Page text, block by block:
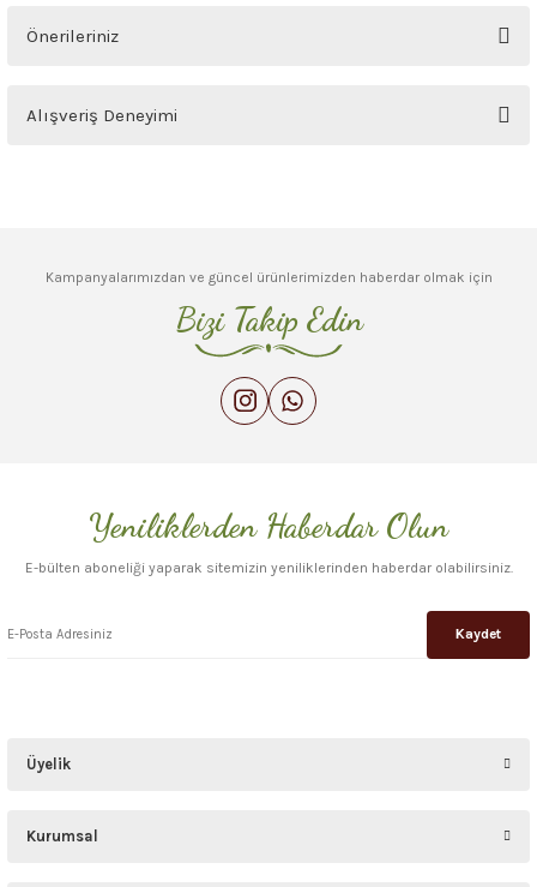
Önerileriniz
Bu ürünün fiyat bilgisi, resim, ürün açıklamalarında ve diğer konularda
yetersiz gördüğünüz noktaları öneri formunu kullanarak tarafımıza
Ürün açıklamasında eksik bilgiler bulunuyor.
Ürün bilgilerinde hatalar bulunuyor.
Ürün fiyatı diğer sitelerden daha pahalı.
Gönder
Alışveriş Deneyimi
Kampanyalarımızdan ve güncel ürünlerimizden haberdar olmak için
Bizi Takip Edin
Yeniliklerden Haberdar Olun
E-bülten aboneliği yaparak sitemizin yeniliklerinden haberdar olabilirsiniz.
Kaydet
Üyelik
Kurumsal